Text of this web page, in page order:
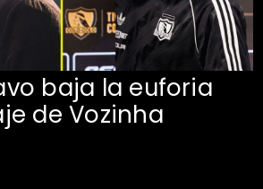
baja la euforia
de Vozinha